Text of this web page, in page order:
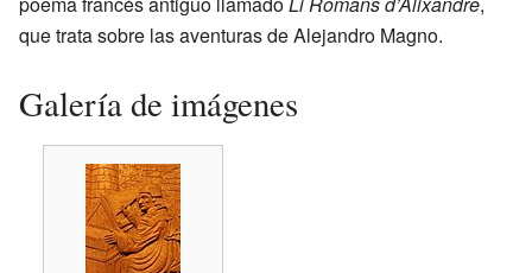
que trata sobre las aventuras de Alejandro Magno.
Galería de imágenes